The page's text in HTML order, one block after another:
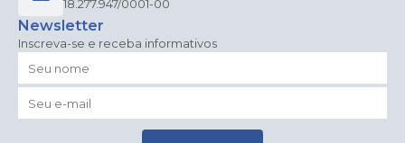
18.277.947/0001-00
Newsletter
Inscreva-se e receba informativos